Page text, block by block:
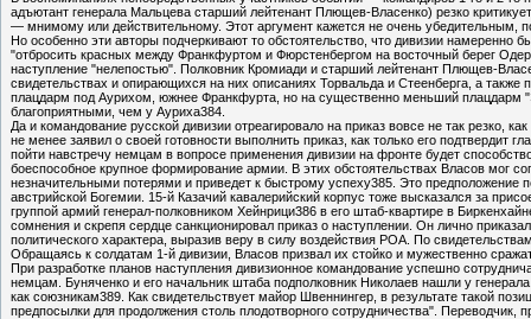
адъютант генерала Мальцева старший лейтенант Плющев-Власенко) резко
— мнимому или действительному. Этот аргумент кажется не очень убедительным,
Но особенно эти авторы подчеркивают то обстоятельство, что дивизии
"отбросить красных между Франкфуртом и Фюрстенбергом на восточный берег
наступление "нелепостью". Полковник Кромиади и старший лейтенант Плющев-
свидетельствах и опирающихся на них описаниях Торвальда и Стеенберга, а
плацдарм под Аурихом, южнее Франкфурта, но на существенно меньший плацдарм
благоприятными, чем у Ауриха384.
Да и командование русской дивизии отреагировало на приказ вовсе не так
не менее заявил о своей готовности выполнить приказ, как только его
пойти навстречу немцам в вопросе применения дивизии на фронте будет
боеспособное крупное формирование армии. В этих обстоятельствах Власов мог
незначительными потерями и приведет к быстрому успеху385. Это
австрийской Богемии. 15-й Казачий кавалерийский корпус тоже высказался за
группой армий генерал-полковником Хейнрици386 в его штаб-квартире в
сомнения и скрепя сердце санкционировал приказ о наступлении. Он лично
политического характера, выразив веру в силу воздействия РОА. По
Обращаясь к солдатам 1-й дивизии, Власов призвал их стойко и мужественно
При разработке планов наступления дивизионное командование успешно
немцам. Буняченко и его начальник штаба подполковник Николаев нашли у
как союзникам389. Как свидетельствует майор Швеннингер, в результате такой
предпосылки для продолжения столь плодотворного сотрудничества".